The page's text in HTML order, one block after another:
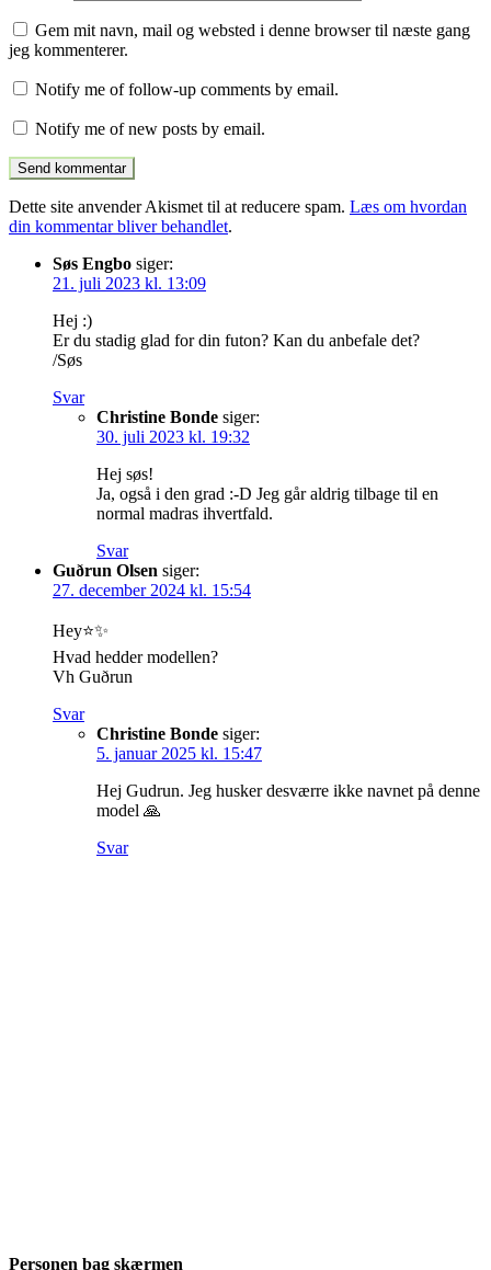
Gem mit navn, mail og websted i denne browser til næste gang
jeg kommenterer.
Notify me of follow-up comments by email.
Notify me of new posts by email.
Dette site anvender Akismet til at reducere spam. Læs om hvordan
din kommentar bliver behandlet.
Søs Engbo siger:
21. juli 2023 kl. 13:09
Hej :)
Er du stadig glad for din futon? Kan du anbefale det?
/Søs
Svar
Christine Bonde siger:
30. juli 2023 kl. 19:32
Hej søs!
Ja, også i den grad :-D Jeg går aldrig tilbage til en
normal madras ihvertfald.
Svar
Guðrun Olsen siger:
27. december 2024 kl. 15:54
Hey⭐️✨️
Hvad hedder modellen?
Vh Guðrun
Svar
Christine Bonde siger:
5. januar 2025 kl. 15:47
Hej Gudrun. Jeg husker desværre ikke navnet på denne
model 🙏
Svar
Personen bag skærmen